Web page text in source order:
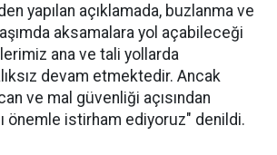
yapılan açıklamada, buzlanma ve
aksamalara yol açabileceği
ana ve tali yollarda
devam etmektedir. Ancak
ve mal güvenliği açısından
önemle istirham ediyoruz" denildi.